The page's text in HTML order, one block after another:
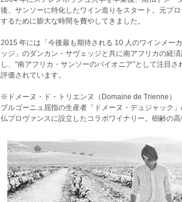
後、サンソーに特化したワイン造りをスタート。元プ
するために膨大な時間を費やしてきました。
2015 年には「今後最も期待される 10 人のワインメー
ッジ」のダンカン・サヴェッジと共に南アフリカの経
し、“南アフリカ・サンソーのパイオニア”として注目
評価されています。
※ドメーヌ・ド・トリエンヌ（Domaine de Trienne）
ブルゴーニュ屈指の生産者「ドメーヌ・デュジャック
仏プロヴァンスに設立したコラボワイナリー。樹齢の